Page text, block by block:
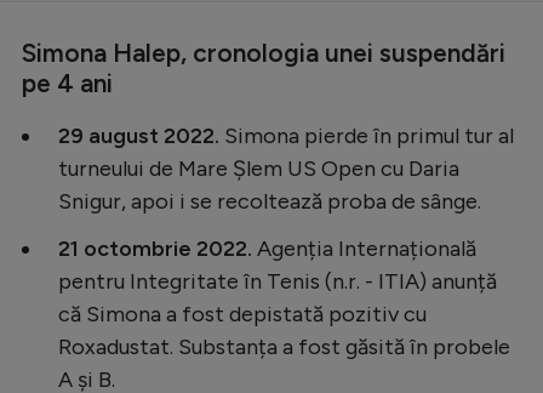
Simona Halep, cronologia unei suspendări
pe 4 ani
29 august 2022. Simona pierde în primul tur al
turneului de Mare Șlem US Open cu Daria
Snigur, apoi i se recoltează proba de sânge.
21 octombrie 2022. Agenția Internațională
pentru Integritate în Tenis (n.r. - ITIA) anunță
că Simona a fost depistată pozitiv cu
Roxadustat. Substanța a fost găsită în probele
A și B.